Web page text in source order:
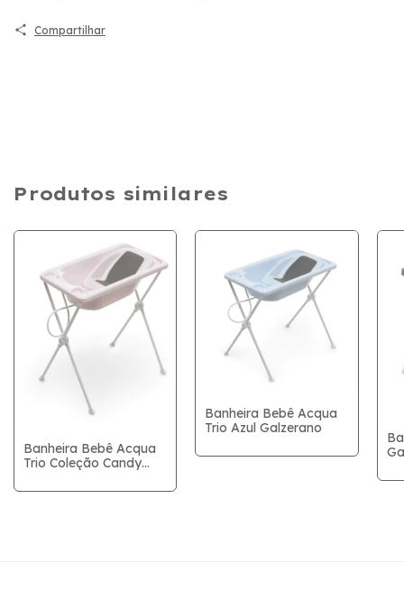
Compartilhar
Produtos similares
Banheira Bebê Acqua
Trio Coleção Candy
Banheira Bebê Acqua
Trio Azul Galzerano